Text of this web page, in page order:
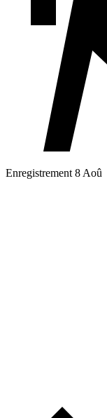
Enregistrement 8 Aoû